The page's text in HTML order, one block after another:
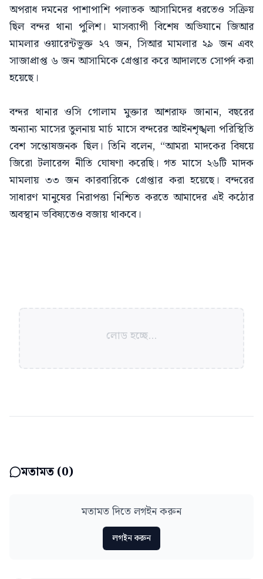
অপরাধ দমনের পাশাপাশি পলাতক আসামিদের ধরতেও সক্রিয়
ছিল বন্দর থানা পুলিশ। মাসব্যাপী বিশেষ অভিযানে জিআর
মামলার ওয়ারেন্টভুক্ত ২৭ জন, সিআর মামলার ২৯ জন এবং
সাজাপ্রাপ্ত ৬ জন আসামিকে গ্রেপ্তার করে আদালতে সোপর্দ করা
হয়েছে।
বন্দর থানার ওসি গোলাম মুক্তার আশরাফ জানান, বছরের
অন্যান্য মাসের তুলনায় মার্চ মাসে বন্দরের আইনশৃঙ্খলা পরিস্থিতি
বেশ সন্তোষজনক ছিল। তিনি বলেন, “আমরা মাদকের বিষয়ে
জিরো টলারেন্স নীতি ঘোষণা করেছি। গত মাসে ২৬টি মাদক
মামলায় ৩৩ জন কারবারিকে গ্রেপ্তার করা হয়েছে। বন্দরের
সাধারণ মানুষের নিরাপত্তা নিশ্চিত করতে আমাদের এই কঠোর
অবস্থান ভবিষ্যতেও বজায় থাকবে।
লোড হচ্ছে...
মতামত (0)
মতামত দিতে লগইন করুন
লগইন করুন